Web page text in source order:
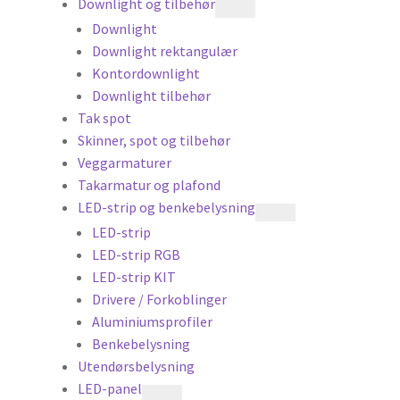
Downlight og tilbehør
Downlight
Downlight rektangulær
Kontordownlight
Downlight tilbehør
Tak spot
Skinner, spot og tilbehør
Veggarmaturer
Takarmatur og plafond
LED-strip og benkebelysning
LED-strip
LED-strip RGB
LED-strip KIT
Drivere / Forkoblinger
Aluminiumsprofiler
Benkebelysning
Utendørsbelysning
LED-panel